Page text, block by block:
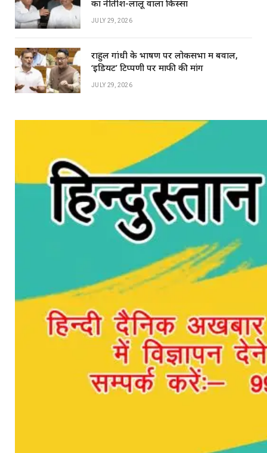
का नीतीश-लालू वाला किस्सा
JULY 29, 2026
राहुल गांधी के भाषण पर लोकसभा में बवाल,
‘इडियट’ टिप्पणी पर माफी की मांग
JULY 29, 2026